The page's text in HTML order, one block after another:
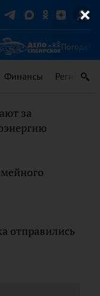
Погода
Финансы Регионы
за
отправились